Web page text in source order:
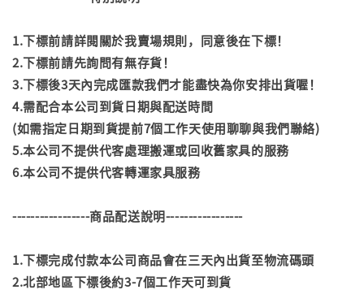
1.下標前請詳閱關於我賣場規則，同意後在下標！
2.下標前請先詢問有無存貨！
3.下標後3天內完成匯款我們才能盡快為你安排出貨喔！
4.需配合本公司到貨日期與配送時間
(如需指定日期到貨提前7個工作天使用聊聊與我們聯絡)
5.本公司不提供代客處理搬運或回收舊家具的服務
6.本公司不提供代客轉運家具服務
-----------------商品配送說明-----------------
1.下標完成付款本公司商品會在三天內出貨至物流碼頭
2.北部地區下標後約3-7個工作天可到貨